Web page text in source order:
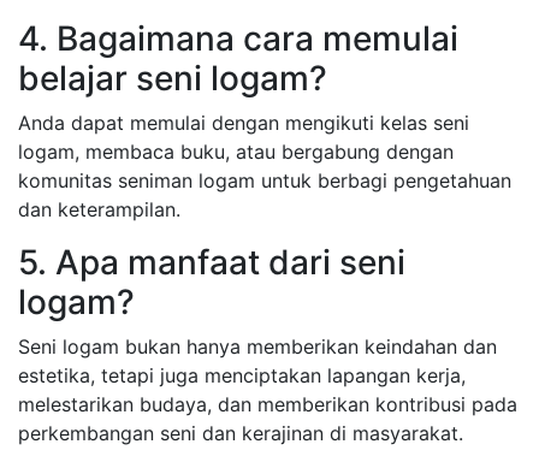
4. Bagaimana cara memulai
belajar seni logam?
Anda dapat memulai dengan mengikuti kelas seni
logam, membaca buku, atau bergabung dengan
komunitas seniman logam untuk berbagi pengetahuan
dan keterampilan.
5. Apa manfaat dari seni
logam?
Seni logam bukan hanya memberikan keindahan dan
estetika, tetapi juga menciptakan lapangan kerja,
melestarikan budaya, dan memberikan kontribusi pada
perkembangan seni dan kerajinan di masyarakat.